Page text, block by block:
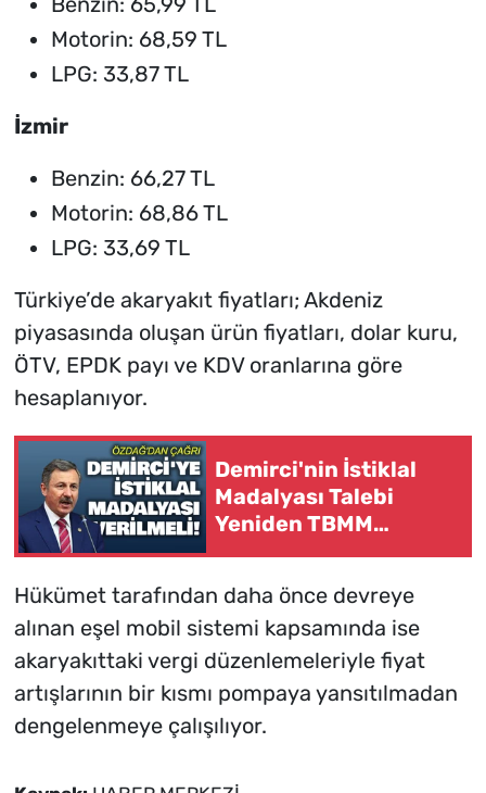
Motorin: 68,59 TL
LPG: 33,87 TL
İzmir
Benzin: 66,27 TL
Motorin: 68,86 TL
LPG: 33,69 TL
Türkiye’de akaryakıt fiyatları; Akdeniz
piyasasında oluşan ürün fiyatları, dolar kuru,
ÖTV, EPDK payı ve KDV oranlarına göre
hesaplanıyor.
Demirci'nin İstiklal
Madalyası Talebi
Yeniden TBMM
Gündeminde
Hükümet tarafından daha önce devreye
alınan eşel mobil sistemi kapsamında ise
akaryakıttaki vergi düzenlemeleriyle fiyat
artışlarının bir kısmı pompaya yansıtılmadan
dengelenmeye çalışılıyor.